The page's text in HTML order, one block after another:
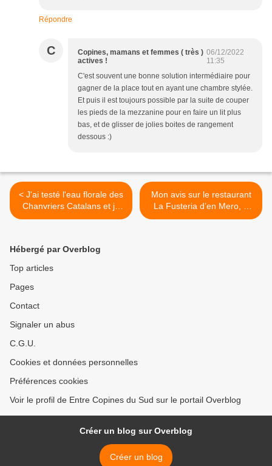
Répondre
C
Copines, mamans et femmes ( très )
actives !
06/12/2022
11:35
C'est souvent une bonne solution intermédiaire pour
gagner de la place tout en ayant une chambre stylée.
Et puis il est toujours possible par la suite de couper
les pieds de la mezzanine pour en faire un lit plus
bas, et de glisser de jolies boites de rangement
dessous :)
< J'ai testé l'eau florale des
Chanvriers Catalans et je
vous en parle...
Mon avis sur le restaurant
La Fusteria d’en Mero, à
Maçanet de la selva en
Hébergé par Overblog
Top articles
Pages
Contact
Signaler un abus
C.G.U.
Cookies et données personnelles
Préférences cookies
Voir le profil de Entre Copines du Sud sur le portail Overblog
Créer un blog sur Overblog
Créer un blog